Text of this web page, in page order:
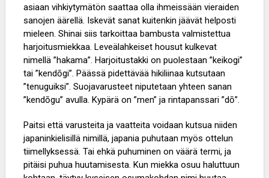
asiaan vihkiytymätön saattaa olla ihmeissään vieraiden
sanojen äärellä. Iskevät sanat kuitenkin jäävät helposti
mieleen. Shinai siis tarkoittaa bambusta valmistettua
harjoitusmiekkaa. Leveälahkeiset housut kulkevat
nimellä ”hakama”. Harjoitustakki on puolestaan ”keikogi”
tai ”kendōgi”. Päässä pidettävää hikiliinaa kutsutaan
”tenuguiksi”. Suojavarusteet niputetaan yhteen sanan
”kendōgu” avulla. Kypärä on ”men” ja rintapanssari ”dō”.
Paitsi että varusteita ja vaatteita voidaan kutsua niiden
japaninkielisillä nimillä, japania puhutaan myös ottelun
tiimellyksessä. Tai ehkä puhuminen on väärä termi, ja
pitäisi puhua huutamisesta. Kun miekka osuu haluttuun